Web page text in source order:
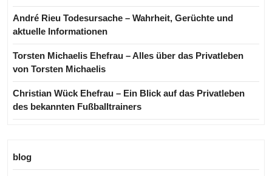
André Rieu Todesursache – Wahrheit, Gerüchte und
aktuelle Informationen
Torsten Michaelis Ehefrau – Alles über das Privatleben
von Torsten Michaelis
Christian Wück Ehefrau – Ein Blick auf das Privatleben
des bekannten Fußballtrainers
blog